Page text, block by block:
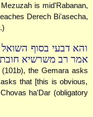
is mid'Rabanan,
Derech Bi'asecha,
והא דבעי בסוף
אמר רב משרשיא
the Gemara asks
that [this is obvious,
ha'Dar (obligatory